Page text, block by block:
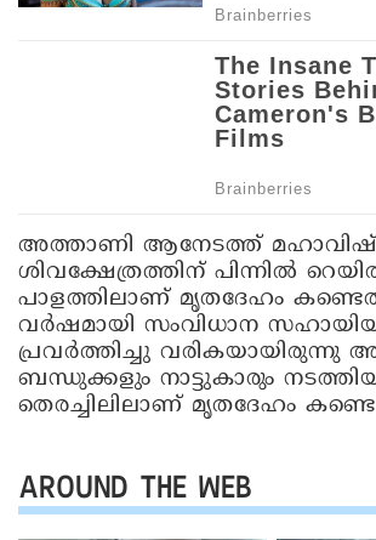
അത്താണി ആനേടത്ത്
ശിവക്ഷേത്രത്തിന് പിന്നില്‍
പാളത്തിലാണ് മൃതദേഹം
വര്‍ഷമായി സംവിധാന
പ്രവര്‍ത്തിച്ചു
ബന്ധുക്കളും നാട്ടുകാരും
തെരച്ചിലിലാണ് മൃതദേഹം
AROUND THE WEB